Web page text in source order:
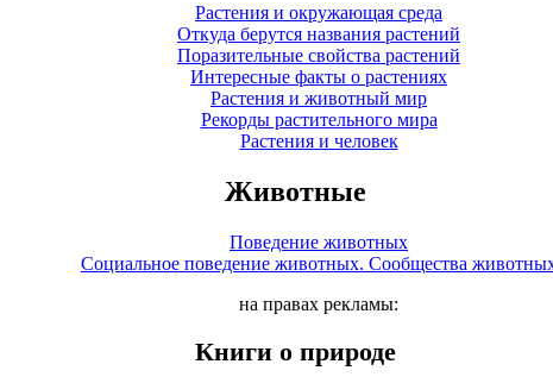
Растения и окружающая среда
Откуда берутся названия растений
Поразительные свойства растений
Интересные факты о растениях
Растения и животный мир
Рекорды растительного мира
Растения и человек
Животные
Поведение животных
Социальное поведение животных. Сообщества
на правах рекламы:
Книги о природе